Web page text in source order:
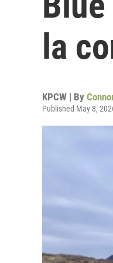
la
KPCW | By
Published May 8,